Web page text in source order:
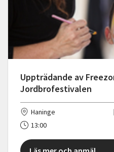
Uppträdande av
Jordbrofestivalen
Haninge
13:00